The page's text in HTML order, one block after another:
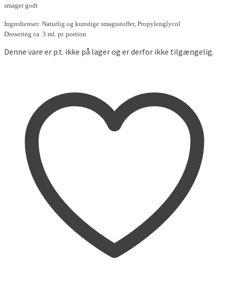
smager godt
Ingredienser: Naturlig og kunstige smagsstoffer, Propylenglycol
Dossering ca. 3 ml. pr. portion
Denne vare er p.t. ikke på lager og er derfor ikke tilgængelig.